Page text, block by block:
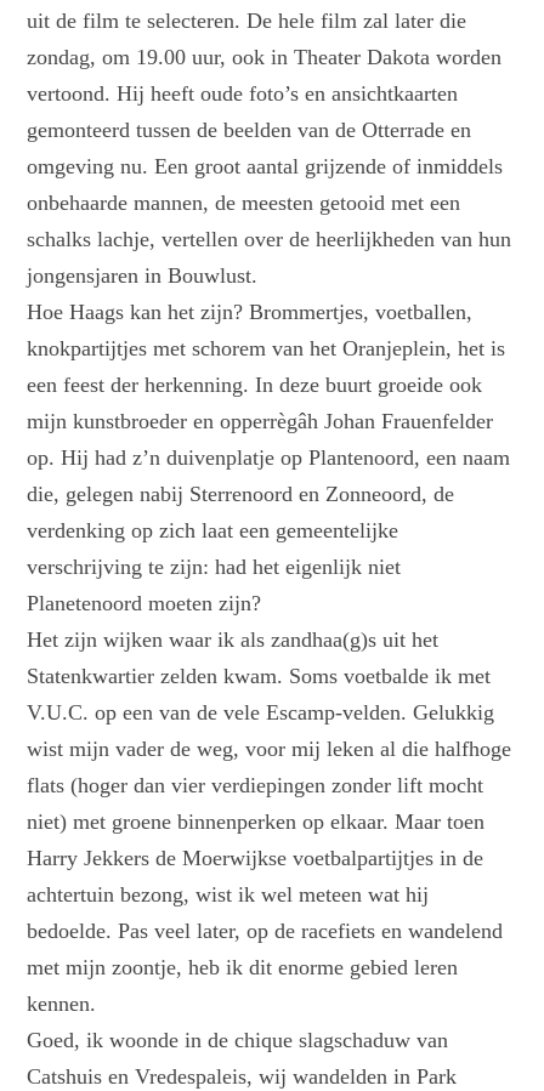
uit de film te selecteren. De hele film zal later die
zondag, om 19.00 uur, ook in Theater Dakota worden
vertoond. Hij heeft oude foto’s en ansichtkaarten
gemonteerd tussen de beelden van de Otterrade en
omgeving nu. Een groot aantal grijzende of inmiddels
onbehaarde mannen, de meesten getooid met een
schalks lachje, vertellen over de heerlijkheden van hun
jongensjaren in Bouwlust.
Hoe Haags kan het zijn? Brommertjes, voetballen,
knokpartijtjes met schorem van het Oranjeplein, het is
een feest der herkenning. In deze buurt groeide ook
mijn kunstbroeder en opperrègâh Johan Frauenfelder
op. Hij had z’n duivenplatje op Plantenoord, een naam
die, gelegen nabij Sterrenoord en Zonneoord, de
verdenking op zich laat een gemeentelijke
verschrijving te zijn: had het eigenlijk niet
Planetenoord moeten zijn?
Het zijn wijken waar ik als zandhaa(g)s uit het
Statenkwartier zelden kwam. Soms voetbalde ik met
V.U.C. op een van de vele Escamp-velden. Gelukkig
wist mijn vader de weg, voor mij leken al die halfhoge
flats (hoger dan vier verdiepingen zonder lift mocht
niet) met groene binnenperken op elkaar. Maar toen
Harry Jekkers de Moerwijkse voetbalpartijtjes in de
achtertuin bezong, wist ik wel meteen wat hij
bedoelde. Pas veel later, op de racefiets en wandelend
met mijn zoontje, heb ik dit enorme gebied leren
kennen.
Goed, ik woonde in de chique slagschaduw van
Catshuis en Vredespaleis, wij wandelden in Park